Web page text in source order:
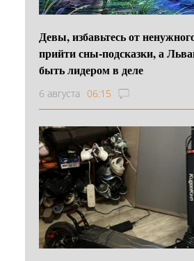
Девы, избавьтесь от
прийти сны-подсказки, а
быть лидером в деле
6 августа 06:15